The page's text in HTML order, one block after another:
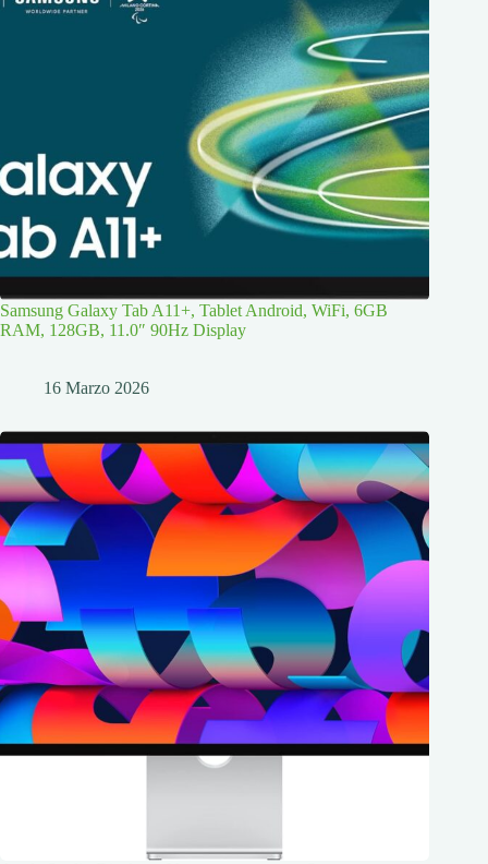
Samsung Galaxy Tab A11+, Tablet Android, WiFi, 6GB
RAM, 128GB, 11.0″ 90Hz Display
16 Marzo 2026